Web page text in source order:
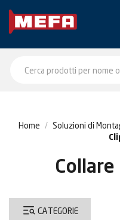
Home Soluzioni di
CATEGORIE